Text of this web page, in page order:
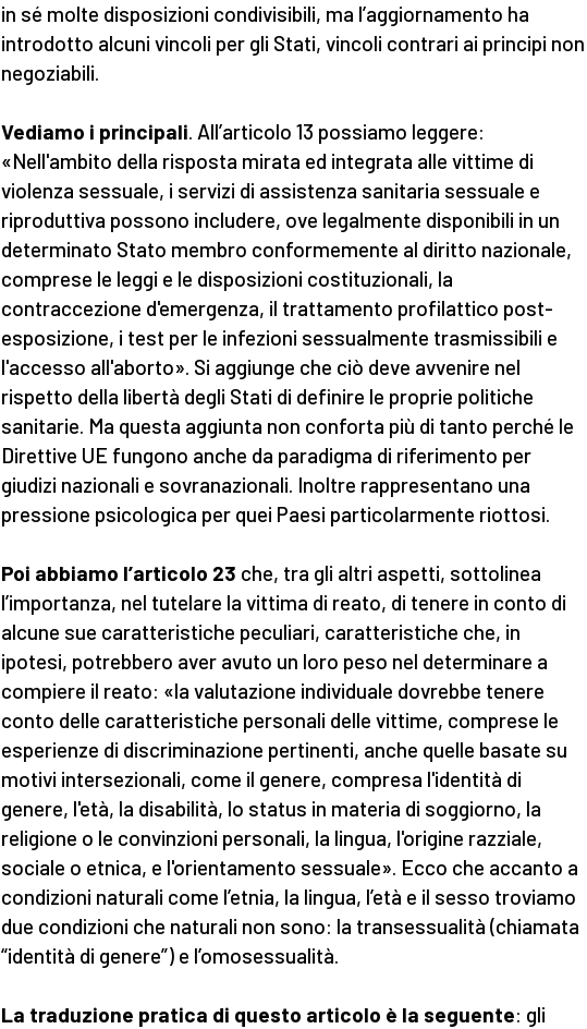
in sé molte disposizioni condivisibili, ma l’aggiornamento ha
introdotto alcuni vincoli per gli Stati, vincoli contrari ai principi non
negoziabili.
Vediamo i principali. All’articolo 13 possiamo leggere:
«Nell'ambito della risposta mirata ed integrata alle vittime di
violenza sessuale, i servizi di assistenza sanitaria sessuale e
riproduttiva possono includere, ove legalmente disponibili in un
determinato Stato membro conformemente al diritto nazionale,
comprese le leggi e le disposizioni costituzionali, la
contraccezione d'emergenza, il trattamento profilattico post-
esposizione, i test per le infezioni sessualmente trasmissibili e
l'accesso all'aborto». Si aggiunge che ciò deve avvenire nel
rispetto della libertà degli Stati di definire le proprie politiche
sanitarie. Ma questa aggiunta non conforta più di tanto perché le
Direttive UE fungono anche da paradigma di riferimento per
giudizi nazionali e sovranazionali. Inoltre rappresentano una
pressione psicologica per quei Paesi particolarmente riottosi.
Poi abbiamo l’articolo 23 che, tra gli altri aspetti, sottolinea
l’importanza, nel tutelare la vittima di reato, di tenere in conto di
alcune sue caratteristiche peculiari, caratteristiche che, in
ipotesi, potrebbero aver avuto un loro peso nel determinare a
compiere il reato: «la valutazione individuale dovrebbe tenere
conto delle caratteristiche personali delle vittime, comprese le
esperienze di discriminazione pertinenti, anche quelle basate su
motivi intersezionali, come il genere, compresa l'identità di
genere, l'età, la disabilità, lo status in materia di soggiorno, la
religione o le convinzioni personali, la lingua, l'origine razziale,
sociale o etnica, e l'orientamento sessuale». Ecco che accanto a
condizioni naturali come l’etnia, la lingua, l’età e il sesso troviamo
due condizioni che naturali non sono: la transessualità (chiamata
“identità di genere”) e l’omosessualità.
La traduzione pratica di questo articolo è la seguente: gli